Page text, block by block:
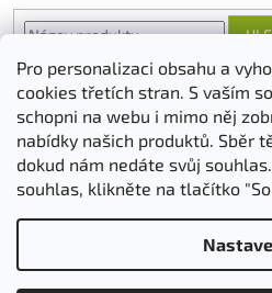
Pro personalizaci obsahu a
cookies třetích stran. S vaším
schopni na webu i mimo něj
nabídky našich produktů. Sběr
dokud nám nedáte svůj
souhlas, klikněte na tlačítko
O nás